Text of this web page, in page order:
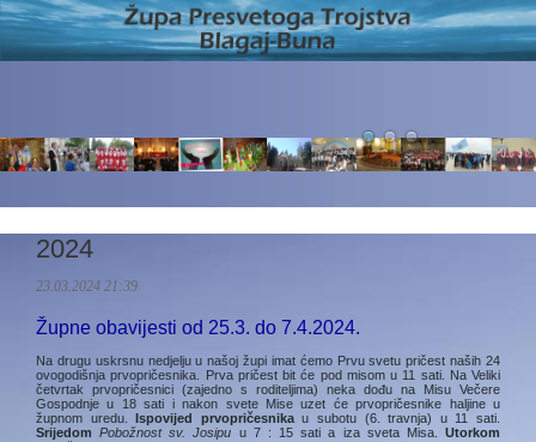
2024
23.03.2024 21:39
Župne obavijesti od 25.3. do 7.4.2024.
Na drugu uskrsnu nedjelju u našoj župi imat ćemo Prvu svetu pričest naših 24
ovogodišnja prvopričesnika. Prva pričest bit će pod misom u 11 sati. Na Veliki
četvrtak prvopričesnici (zajedno s roditeljima) neka dođu na Misu Večere
Gospodnje u 18 sati i nakon svete Mise uzet će prvopričesnike haljine u
župnom uredu.Ispovijed prvopričesnikau subotu (6. travnja) u 11 sati.
SrijedomPobožnost sv. Josipu u 7 : 15 sati a iza sveta Misa.Utorkom